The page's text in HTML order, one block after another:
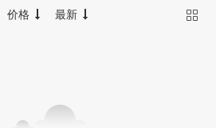
价格 最新